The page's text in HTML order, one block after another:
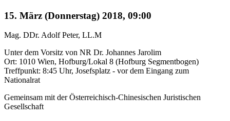
15. März (Donnerstag) 2018, 09:00
Mag. DDr. Adolf Peter, LL.M
Unter dem Vorsitz von NR Dr. Johannes Jarolim
Ort: 1010 Wien, Hofburg/Lokal 8 (Hofburg Segmentbogen)
Treffpunkt: 8:45 Uhr, Josefsplatz - vor dem Eingang zum
Nationalrat
Gemeinsam mit der Österreichisch-Chinesischen Juristischen
Gesellschaft